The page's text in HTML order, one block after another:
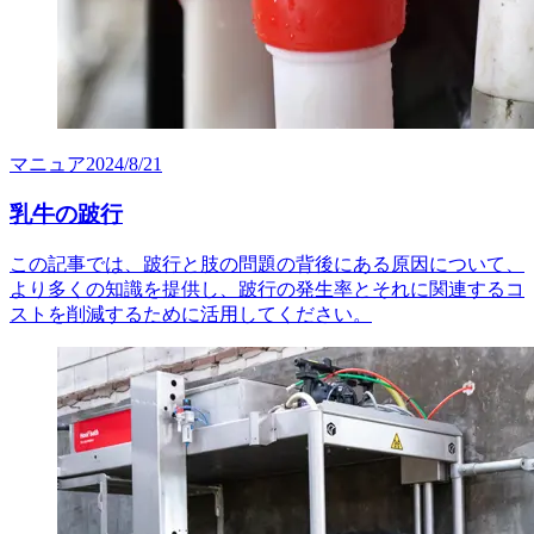
マニュア2024/8/21
乳牛の跛行
この記事では、跛行と肢の問題の背後にある原因について、
より多くの知識を提供し、跛行の発生率とそれに関連するコ
ストを削減するために活用してください。